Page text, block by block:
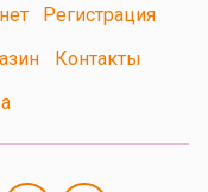
Регистрация
Контакты